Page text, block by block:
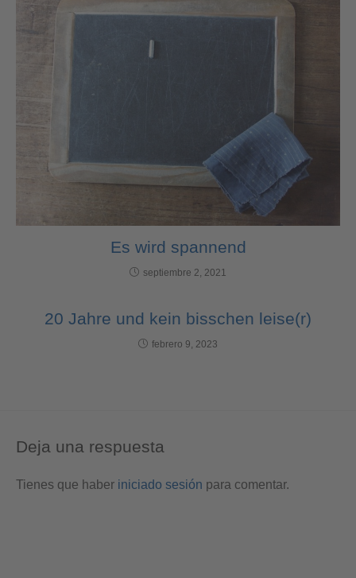
Es wird spannend
septiembre 2, 2021
20 Jahre und kein bisschen leise(r)
febrero 9, 2023
Deja una respuesta
Tienes que haber iniciado sesión para comentar.